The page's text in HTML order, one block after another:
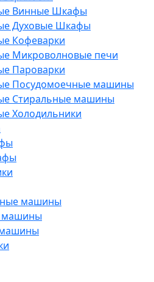
Винные Шкафы
Духовые Шкафы
Кофеварки
Микроволновые печи
Пароварки
Посудомоечные машины
Стиральные машины
Холодильники
машины
машины